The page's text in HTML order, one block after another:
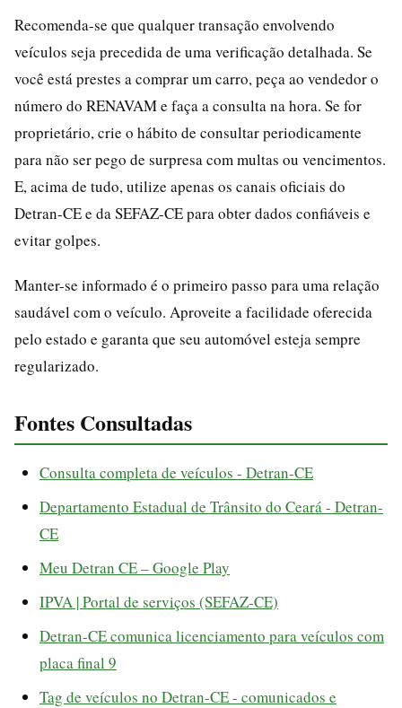
Recomenda-se que qualquer transação envolvendo
veículos seja precedida de uma verificação detalhada. Se
você está prestes a comprar um carro, peça ao vendedor o
número do RENAVAM e faça a consulta na hora. Se for
proprietário, crie o hábito de consultar periodicamente
para não ser pego de surpresa com multas ou vencimentos.
E, acima de tudo, utilize apenas os canais oficiais do
Detran-CE e da SEFAZ-CE para obter dados confiáveis e
evitar golpes.
Manter-se informado é o primeiro passo para uma relação
saudável com o veículo. Aproveite a facilidade oferecida
pelo estado e garanta que seu automóvel esteja sempre
regularizado.
Fontes Consultadas
Consulta completa de veículos - Detran-CE
Departamento Estadual de Trânsito do Ceará - Detran-
CE
Meu Detran CE – Google Play
IPVA | Portal de serviços (SEFAZ-CE)
Detran-CE comunica licenciamento para veículos com
placa final 9
Tag de veículos no Detran-CE - comunicados e